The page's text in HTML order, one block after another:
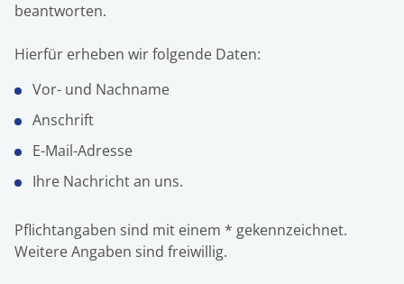
beantworten.
Hierfür erheben wir folgende Daten:
Vor- und Nachname
Anschrift
E-Mail-Adresse
Ihre Nachricht an uns.
Pflichtangaben sind mit einem * gekennzeichnet.
Weitere Angaben sind freiwillig.